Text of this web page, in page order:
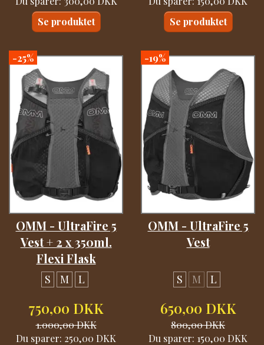
Se produktet Se produktet
-25%
OMM - UltraFire 5
Vest + 2 x 350ml.
Flexi Flask
S M L
750,00 DKK
1.000,00 DKK
Du sparer: 250,00 DKK
-19%
OMM - UltraFire 5
Vest
S M L
650,00 DKK
800,00 DKK
Du sparer: 150,00 DKK